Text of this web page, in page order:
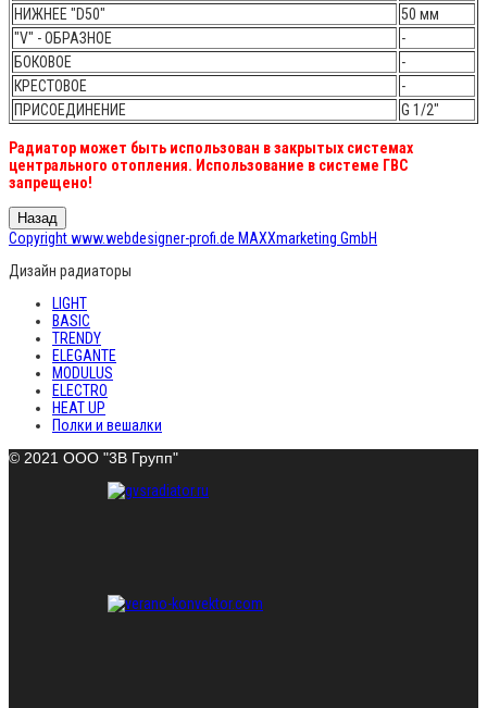
НИЖНЕЕ "D50"
50 мм
"V" - ОБРАЗНОЕ
-
БОКОВОЕ
-
КРЕСТОВОЕ
-
ПРИСОЕДИНЕНИЕ
G 1/2"
Радиатор может быть использован в закрытых системах
центрального отопления. Использование в системе ГВС
запрещено!
Copyright www.webdesigner-profi.de MAXXmarketing GmbH
Дизайн радиаторы
LIGHT
BASIC
TRENDY
ELEGANTE
MODULUS
ELECTRO
HEAT UP
Полки и вешалки
© 2021 ООО "3В Групп"